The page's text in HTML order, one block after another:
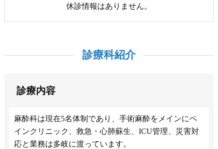
休診情報はありません。
診療科紹介
診療内容
麻酔科は現在5名体制であり、手術麻酔をメインにペ
インクリニック、救急・心肺蘇生、ICU管理、災害対
応と業務は多岐に渡っています。